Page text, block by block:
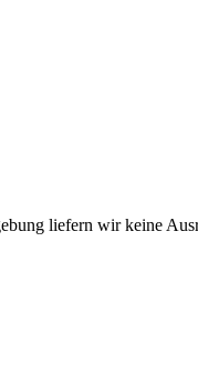
liefern wir keine